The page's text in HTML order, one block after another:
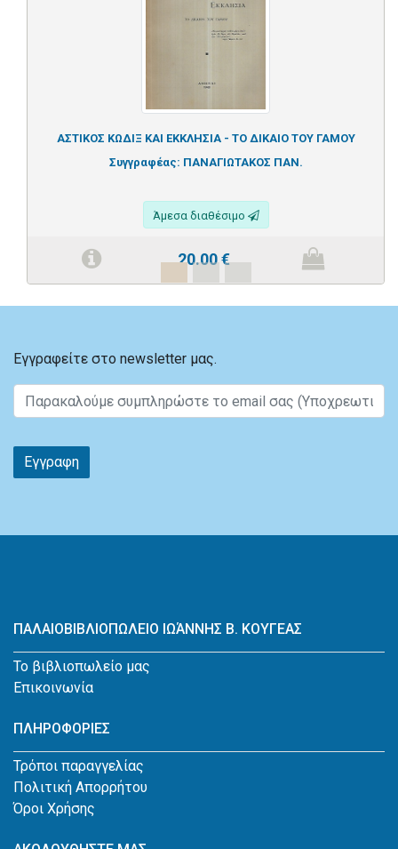
ΑΣΤΙΚΟΣ ΚΩΔΙΞ ΚΑΙ ΕΚΚΛΗΣΙΑ - ΤΟ ΔΙΚΑΙΟ ΤΟΥ ΓΑΜΟΥ
Συγγραφέας: ΠΑΝΑΓΙΩΤΑΚΟΣ ΠΑΝ.
Άμεσα διαθέσιμο
20.00€
Εγγραφείτε στο newsletter μας.
Εγγραφη
ΠΑΛΑΙΟΒΙΒΛΙΟΠΩΛΕΙΟ ΙΩΆΝΝΗΣ Β. ΚΟΥΓΕΑΣ
Το βιβλιοπωλείο μας
Επικοινωνία
ΠΛΗΡΟΦΟΡΙΕΣ
Τρόποι παραγγελίας
Πολιτική Απορρήτου
Όροι Χρήσης